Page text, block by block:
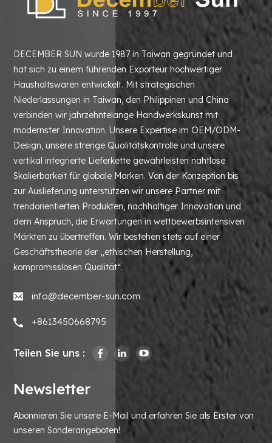
DECEMBER SUN wurde 1987 in Taiwan gegründet und
hat sich zu einem führenden Exporteur hochwertiger
Haushaltswaren entwickelt. Mit strategischen
Niederlassungen in Taiwan, den Philippinen und China
verbinden wir jahrzehntelange Handwerkskunst mit
modernster Innovation. Unsere Expertise im OEM/ODM-
Design, unsere strenge Qualitätskontrolle und unsere
vertikal integrierte Lieferkette gewährleisten nahtlose
Skalierbarkeit für globale Marken. Von der Konzeption bis
zur Auslieferung unterstützen wir unsere Partner mit
trendorientierten Produkten, nachhaltiger Innovation und
dem Anspruch, die Erwartungen in wettbewerbsintensiven
Märkten zu übertreffen. Wir bestehen stets auf einer
Geschäftstheorie der „ethischen Herstellung,
kompromisslosen Qualität“.
info@december-sun.com
+8613450668795
Teilen Sie uns :
Newsletter
Abonnieren Sie unsere E-Mail und erfahren Sie als Erster von
unseren Sonderangeboten!